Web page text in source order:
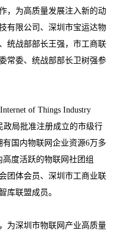
，为高质量发展注入新的动
有限公司、深圳市宝运达物
统战部部长王强，市工商联
常委、统战部部长卫树强参
of Things Industry
政局批准注册成立的市级行
有国内物联网企业资源6万多
度活跃的物联网社团组
团体会员、深圳市工商业联
库联盟成员。
深圳市物联网产业高质量